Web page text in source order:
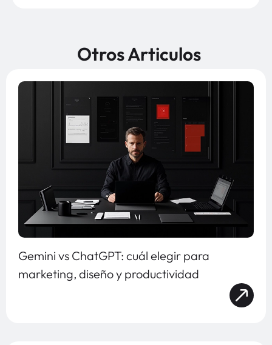
Otros Articulos
Gemini vs ChatGPT: cuál elegir para
marketing, diseño y productividad